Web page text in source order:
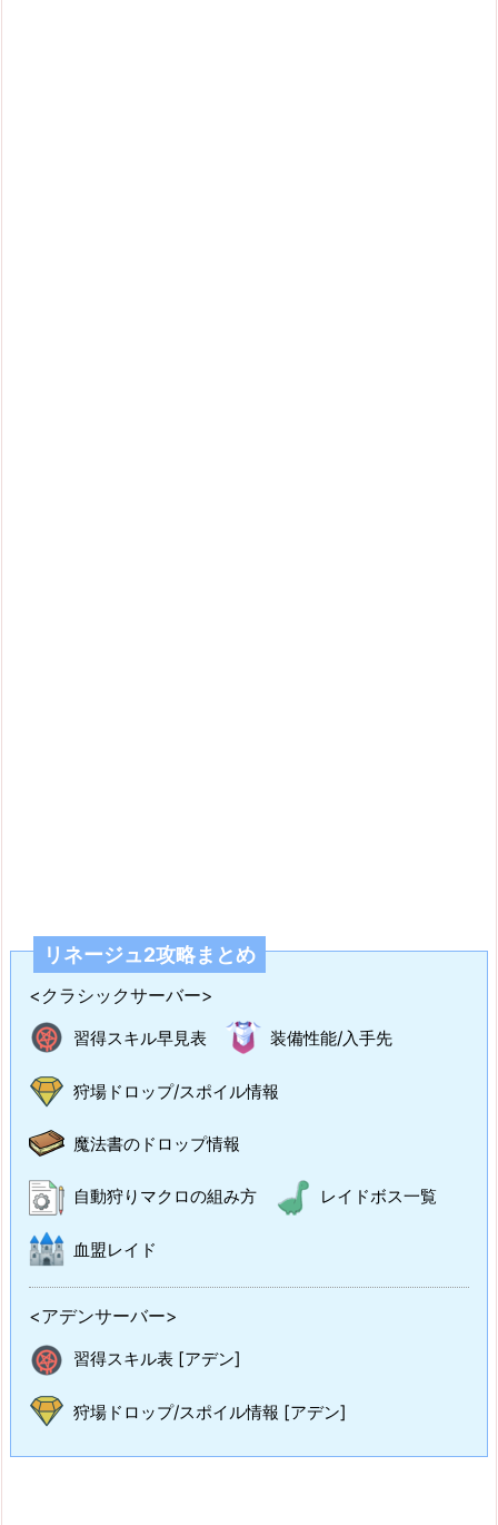
リネージュ2攻略まとめ
<クラシックサーバー>
習得スキル早見表 装備性能/入手先
狩場ドロップ/スポイル情報
魔法書のドロップ情報
自動狩りマクロの組み方 レイドボス一覧
血盟レイド
<アデンサーバー>
習得スキル表 [アデン]
狩場ドロップ/スポイル情報 [アデン]